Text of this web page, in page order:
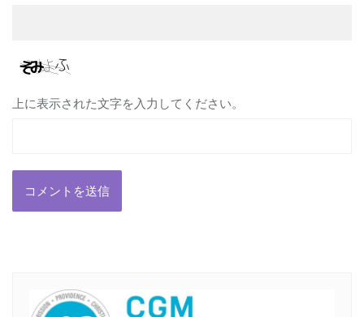
上に表示された文字を入力してください。